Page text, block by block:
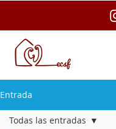
Entrada
Todas las entradas